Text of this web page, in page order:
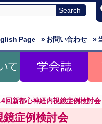
»
»お問い合わせ
Page
回新都心神経内視鏡症例検討会
鏡症例検討会